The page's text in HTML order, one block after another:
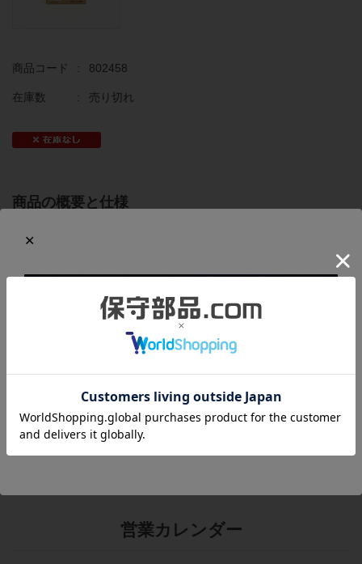
商品コード : 802458
在庫数 : 売り切れ
商品の概要と仕様
すでに生産終了している貴重な製品です。
RAM：15.7kステップ
メーカーページ をご覧ください。
商品の状態
営業カレンダー